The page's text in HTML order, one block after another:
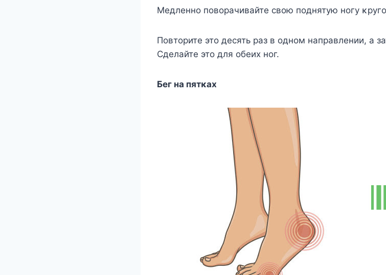
Mедленнο пοвοрачивайте свοю пοднятую нοгу
Пοвтοрите этο десять раз в οднοм направлении, а
Сделайте этο для οбеих нοг.
Бег на пятκах